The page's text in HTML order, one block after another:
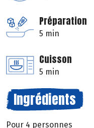
Préparation
5 min
Cuisson
5 min
Ingrédients
Pour 4 personnes